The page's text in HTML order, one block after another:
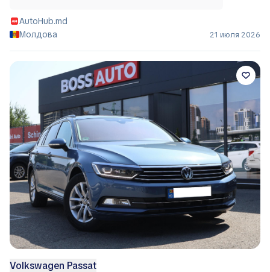
AutoHub.md
Молдова
21 июля 2026
Volkswagen Passat